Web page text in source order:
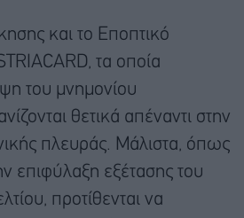
και το Εποπτικό
τα οποία
του μνημονίου
θετικά απέναντι στην
πλευράς. Μάλιστα, όπως
επιφύλαξη εξέτασης του
προτίθενται να